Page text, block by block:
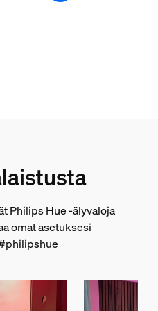
Philips Hue -älyvaloja
omat asetuksesi